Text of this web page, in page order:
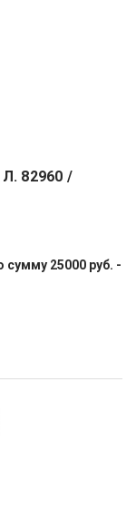
82960 /
25000 руб. -